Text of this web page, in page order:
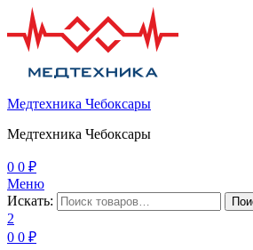
Медтехника Чебоксары
Медтехника Чебоксары
0 0 ₽
Меню
Искать:
2
0 0 ₽